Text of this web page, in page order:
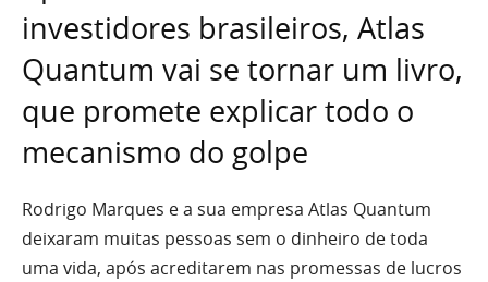
investidores brasileiros, Atlas
Quantum vai se tornar um livro,
que promete explicar todo o
mecanismo do golpe
Rodrigo Marques e a sua empresa Atlas Quantum
deixaram muitas pessoas sem o dinheiro de toda
uma vida, após acreditarem nas promessas de lucros